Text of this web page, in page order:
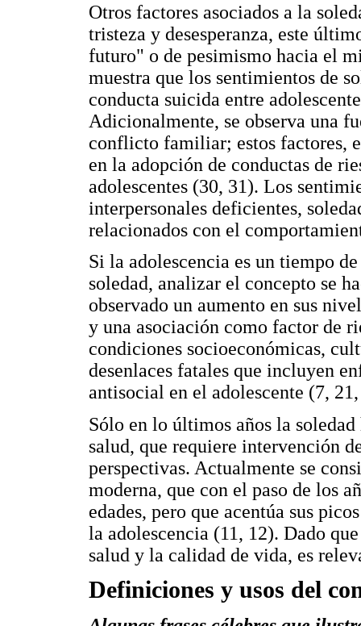
Otros factores asociados a la
tristeza y desesperanza, este
futuro" o de pesimismo hacia el
muestra que los sentimientos de
conducta suicida entre
Adicionalmente, se observa una
conflicto familiar; estos factores,
en la adopción de conductas de
adolescentes (30, 31). Los
interpersonales deficientes,
relacionados con el
Si la adolescencia es un tiempo
soledad, analizar el concepto se
observado un aumento en sus
y una asociación como factor de
condiciones socioeconómicas,
desenlaces fatales que incluyen
antisocial en el adolescente (7,
Sólo en lo últimos años la
salud, que requiere intervención
perspectivas. Actualmente se
moderna, que con el paso de los
edades, pero que acentúa sus
la adolescencia (11, 12). Dado
salud y la calidad de vida, es
Definiciones y usos del